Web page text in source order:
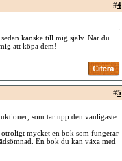
#4
kanske till mig själv. När du
att köpa dem!
#5
som tar upp den vanligaste
mycket en bok som fungerar
En bok du kan växa med